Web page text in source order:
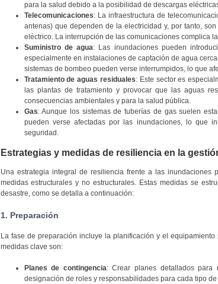
para la salud debido a la posibilidad de descargas
Telecomunicaciones: La infraestructura de
antenas) que dependen de la electricidad y, por tanto,
eléctrico. La interrupción de las comunicaciones complica
Suministro de agua: Las inundaciones pueden
especialmente en instalaciones de captación de agua
sistemas de bombeo pueden verse interrumpidos, lo que
Tratamiento de aguas residuales: Este sector es
las plantas de tratamiento y provocar que las aguas
consecuencias ambientales y para la salud pública.
Gas: Aunque los sistemas de tuberías de gas suelen
pueden verse afectadas por las inundaciones, lo que
seguridad.
Estrategias y medidas de resiliencia en la
Una estrategia integral de resiliencia frente a las inundaciones
medidas estructurales y no estructurales. Estas medidas se
desastre, como se detalla a continuación:
1. Preparación
La fase de preparación incluye la planificación y el
medidas clave son:
Planes de contingencia: Crear planes detallados para
designación de roles y responsabilidades para cada tipo de